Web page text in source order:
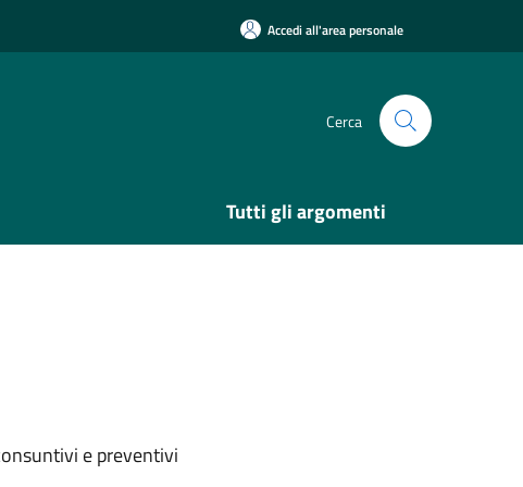
Accedi all'area personale
Cerca
Tutti gli argomenti
e preventivi